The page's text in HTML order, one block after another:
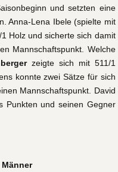
und setzten eine
Anna-Lena Ibele (spielte mit
Holz und sicherte sich damit
Mannschaftspunkt. Welche
zeigte sich mit 511/1
konnte zwei Sätze für sich
Mannschaftspunkt. David
Punkten und seinen Gegner